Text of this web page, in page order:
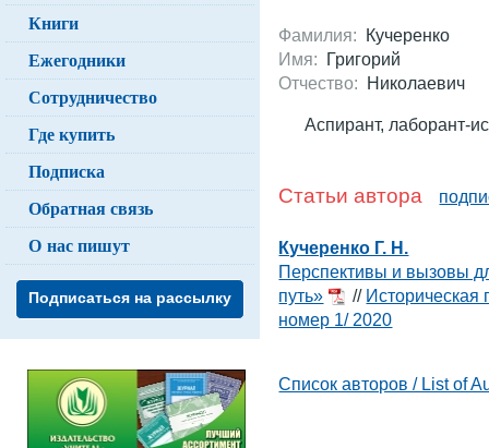
Фамилия: Кучеренко
Имя: Григорий
Отчество: Николаевич
Аспирант, лаборант-
Статьи автора
Кучеренко Г. Н.
Перспективы и вызовы
путь»
// Историческая
номер 1/ 2020
Список авторов / List of
Книги
Ежегодники
Сотрудничество
Где купить
Подписка
Обратная связь
О нас пишут
Подписаться на рассылку